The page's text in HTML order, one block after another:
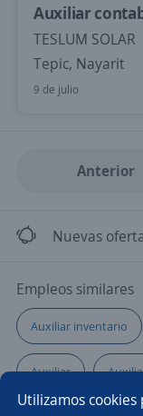
Utilizamos
Auxiliar
TESLUM SOLAR
Tepic, Nayarit
9 de julio
Anterior
Nuevas
Empleos similares
Auxiliar inventario
Auxiliar